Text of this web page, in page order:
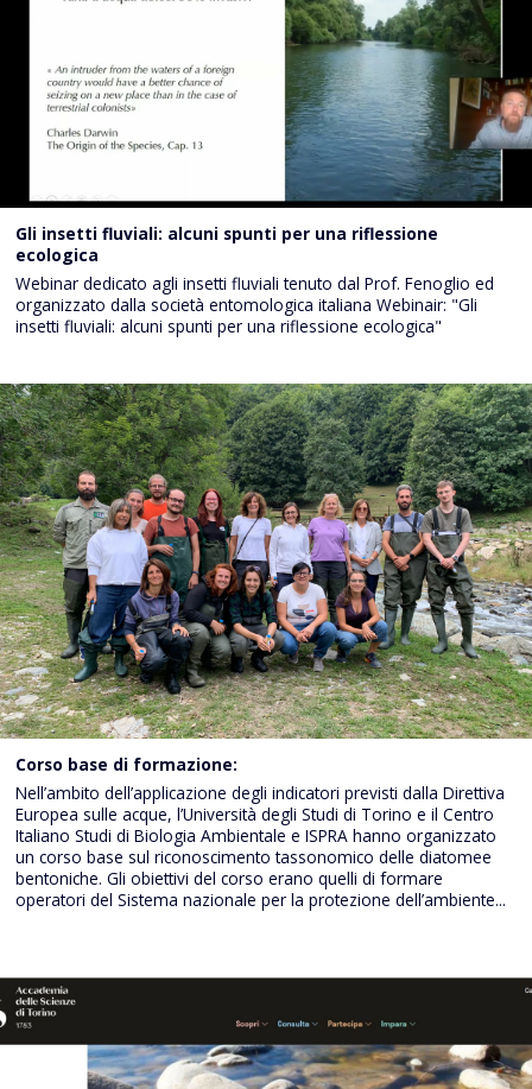
Gli insetti fluviali: alcuni spunti per una riflessione
ecologica
Webinar dedicato agli insetti fluviali tenuto dal Prof. Fenoglio ed
organizzato dalla società entomologica italiana Webinair: "Gli
insetti fluviali: alcuni spunti per una riflessione ecologica"
Corso base di formazione:
Nell’ambito dell’applicazione degli indicatori previsti dalla Direttiva
Europea sulle acque, l’Università degli Studi di Torino e il Centro
Italiano Studi di Biologia Ambientale e ISPRA hanno organizzato
un corso base sul riconoscimento tassonomico delle diatomee
bentoniche. Gli obiettivi del corso erano quelli di formare
operatori del Sistema nazionale per la protezione dell’ambiente...